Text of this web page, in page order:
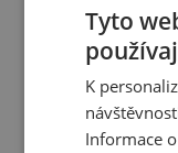
ZAJÍMAVOSTI
Tyto
K
Informace